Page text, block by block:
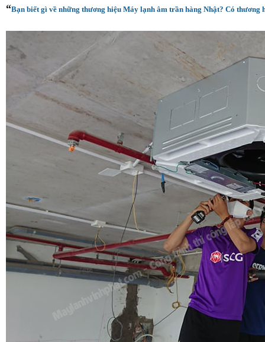
“Bạn biết gì về những thương hiệu Máy lạnh âm trần hàng Nhật? Có thương